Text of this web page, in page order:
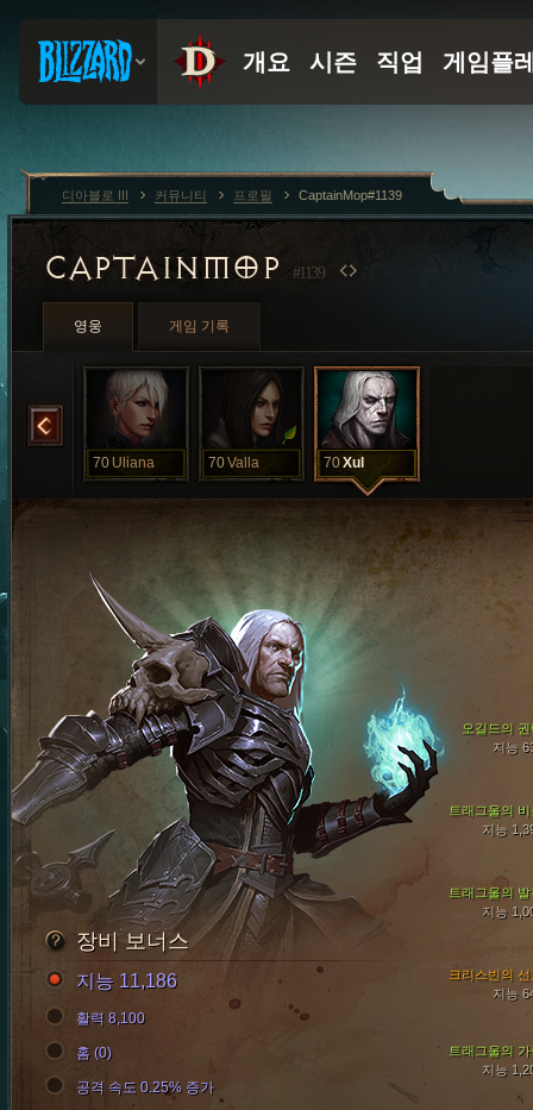
CAPTAINMOP #1139
영웅 게임 기록
70 Uliana 70Valla 70Xul
트래그울의 비
지능
트래그울의 발
지능
오길드의 권
지능
트래그울의 가
지능
크리스빈의 선
지능
장비 보너스
지능 11,186
활력 8,100
홈 (0)
공격 속도 0.25% 증가
디아블로 III 커뮤니티 프로필 CaptainMop#1139